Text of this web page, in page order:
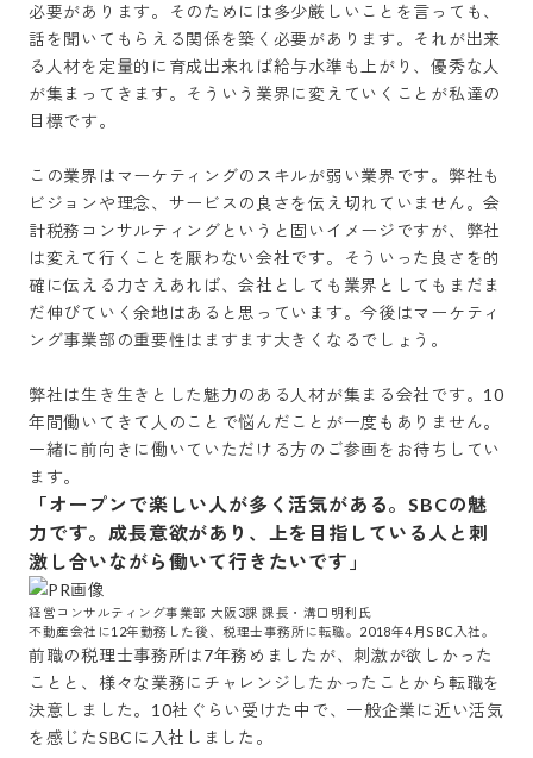
必要があります。そのためには多少厳しいことを言っても、
話を聞いてもらえる関係を築く必要があります。それが出来
る人材を定量的に育成出来れば給与水準も上がり、優秀な人
が集まってきます。そういう業界に変えていくことが私達の
目標です。
この業界はマーケティングのスキルが弱い業界です。弊社も
ビジョンや理念、サービスの良さを伝え切れていません。会
計税務コンサルティングというと固いイメージですが、弊社
は変えて行くことを厭わない会社です。そういった良さを的
確に伝える力さえあれば、会社としても業界としてもまだま
だ伸びていく余地はあると思っています。今後はマーケティ
ング事業部の重要性はますます大きくなるでしょう。
弊社は生き生きとした魅力のある人材が集まる会社です。10
年間働いてきて人のことで悩んだことが一度もありません。
一緒に前向きに働いていただける方のご参画をお待ちしてい
ます。
「オープンで楽しい人が多く活気がある。SBCの魅
力です。成長意欲があり、上を目指している人と刺
激し合いながら働いて行きたいです」
経営コンサルティング事業部 大阪3課 課長・溝口明利氏
不動産会社に12年勤務した後、税理士事務所に転職。2018年4月SBC入社。
前職の税理士事務所は7年務めましたが、刺激が欲しかった
ことと、様々な業務にチャレンジしたかったことから転職を
決意しました。10社ぐらい受けた中で、一般企業に近い活気
を感じたSBCに入社しました。